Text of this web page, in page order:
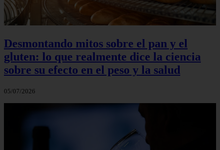
Desmontando mitos sobre el pan y el
gluten: lo que realmente dice la ciencia
sobre su efecto en el peso y la salud
05/07/2026